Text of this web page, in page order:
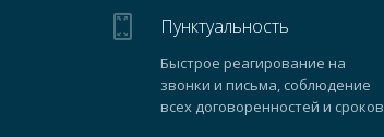
Пунктуальность
Быстрое реагирование на
звонки и письма, соблюдение
всех договоренностей и сроков